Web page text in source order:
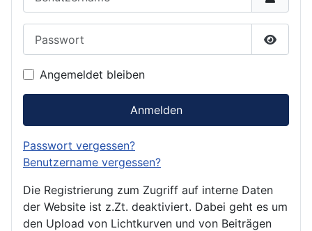
Angemeldet bleiben
Anmelden
Passwort vergessen?
Benutzername vergessen?
Die Registrierung zum Zugriff auf interne Daten
der Website ist z.Zt. deaktiviert. Dabei geht es um
den Upload von Lichtkurven und von Beiträgen